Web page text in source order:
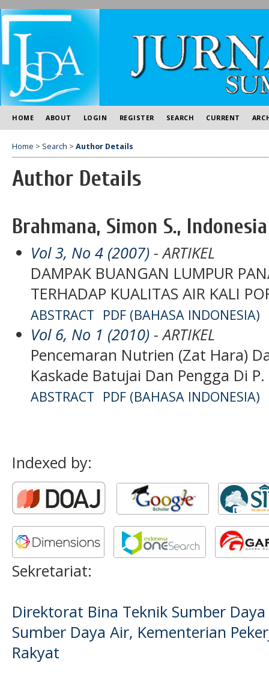
HOME ABOUT LOGIN REGISTER SEARCH CURRENT
Home > Search > Author Details
Author Details
Brahmana, Simon S., Indonesia
Vol 3, No 4 (2007) - ARTIKEL
DAMPAK BUANGAN LUMPUR
TERHADAP KUALITAS AIR KALI
ABSTRACT PDF (BAHASA INDONESIA)
Vol 6, No 1 (2010) - ARTIKEL
Pencemaran Nutrien (Zat Hara)
Kaskade Batujai Dan Pengga Di
ABSTRACT PDF (BAHASA INDONESIA)
Indexed by:
Sekretariat:
Direktorat Bina Teknik Sumber
Sumber Daya Air, Kementerian
Rakyat